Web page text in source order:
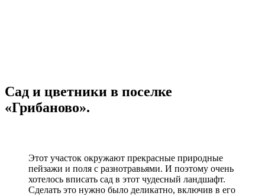
Сад и цветники в поселке
«Грибаново».
Этот участок окружают прекрасные природные
пейзажи и поля с разнотравьями. И поэтому очень
хотелось вписать сад в этот чудесный ландшафт.
Сделать это нужно было деликатно, включив в его